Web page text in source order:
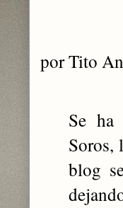
por Tito
Se ha
Soros,
blog